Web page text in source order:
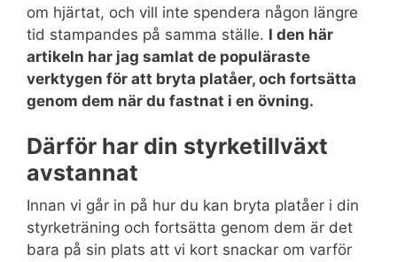
om hjärtat, och vill inte spendera någon längre
tid stampandes på samma ställe. I den här
artikeln har jag samlat de populäraste
verktygen för att bryta platåer, och fortsätta
genom dem när du fastnat i en övning.
Därför har din styrketillväxt
avstannat
Innan vi går in på hur du kan bryta platåer i din
styrketräning och fortsätta genom dem är det
bara på sin plats att vi kort snackar om varför